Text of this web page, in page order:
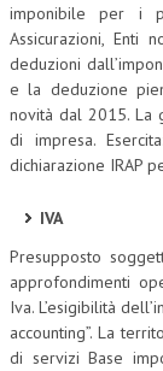
imponibile per i
Assicurazioni, Enti
deduzioni
e la deduzione
novità dal 2015. La
di impresa.
dichiarazione IRAP
IVA
Presupposto
approfondimenti
Iva. L’esigibilità
accounting”. La
di servizi Base